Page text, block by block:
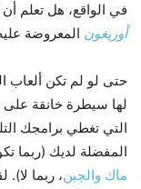
في الواقع، هل تعلم
أوريغون المعروضة
لها سيطرة خانقة على
التي تغطي برامجك
المفضلة لديك (ربما
ماك والجبن، ربما لا).